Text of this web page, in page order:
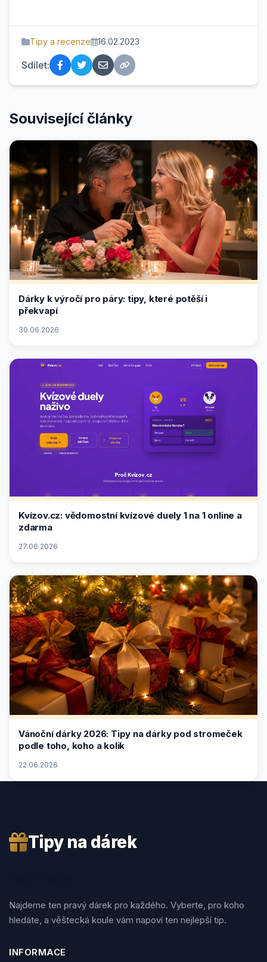
Tipy a recenze 16.02.2023
Sdílet:
Související články
Dárky k výročí pro páry: tipy, které potěší i
překvapí
30.06.2026
Kvízov.cz: vědomostní kvízové duely 1 na 1 online a
zdarma
27.06.2026
Vánoční dárky 2026: Tipy na dárky pod stromeček
podle toho, koho a kolik
22.06.2026
Tipy na dárek
Najdeme ten pravý dárek pro každého. Vyberte, pro koho
hledáte, a věštecká koule vám napoví ten nejlepší tip.
INFORMACE